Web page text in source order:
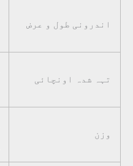
اندرونی طول و عرض
تہہ شدہ اونچائی
وزن